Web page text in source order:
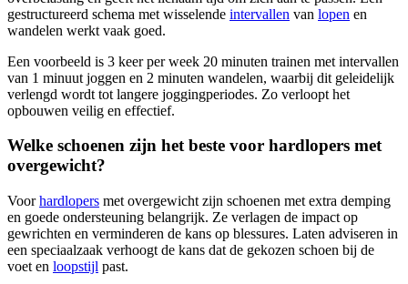
gestructureerd schema met wisselende intervallen van lopen en
wandelen werkt vaak goed.
Een voorbeeld is 3 keer per week 20 minuten trainen met intervallen
van 1 minuut joggen en 2 minuten wandelen, waarbij dit geleidelijk
verlengd wordt tot langere joggingperiodes. Zo verloopt het
opbouwen veilig en effectief.
Welke schoenen zijn het beste voor hardlopers met
overgewicht?
Voorhardlopers met overgewicht zijn schoenen met extra demping
en goede ondersteuning belangrijk. Ze verlagen de impact op
gewrichten en verminderen de kans op blessures. Laten adviseren in
een speciaalzaak verhoogt de kans dat de gekozen schoen bij de
voet en loopstijl past.